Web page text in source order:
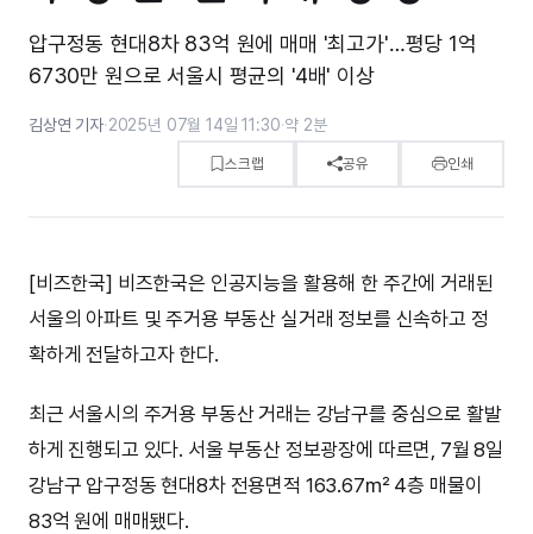
압구정동 현대8차 83억 원에 매매 '최고가'…평당 1억
6730만 원으로 서울시 평균의 '4배' 이상
김상연 기자·2025년 07월 14일 11:30·약 2분
스크랩 공유 인쇄
[비즈한국] 비즈한국은 인공지능을 활용해 한 주간에 거래된
서울의 아파트 및 주거용 부동산 실거래 정보를 신속하고 정
확하게 전달하고자 한다.
최근 서울시의 주거용 부동산 거래는 강남구를 중심으로 활발
하게 진행되고 있다. 서울 부동산 정보광장에 따르면, 7월 8일
강남구 압구정동 현대8차 전용면적 163.67㎡ 4층 매물이
83억 원에 매매됐다.